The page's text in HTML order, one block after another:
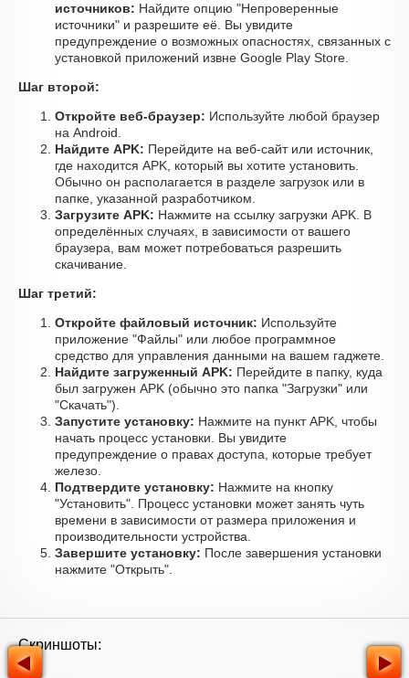
источников: Найдите опцию "Непроверенные
источники" и разрешите её. Вы увидите
предупреждение о возможных опасностях, связанных с
установкой приложений извне Google Play Store.
Шаг второй:
Откройте веб-браузер: Используйте любой браузер
на Android.
Найдите APK: Перейдите на веб-сайт или источник,
где находится APK, который вы хотите установить.
Обычно он располагается в разделе загрузок или в
папке, указанной разработчиком.
Загрузите APK: Нажмите на ссылку загрузки APK. В
определённых случаях, в зависимости от вашего
браузера, вам может потребоваться разрешить
скачивание.
Шаг третий:
Откройте файловый источник: Используйте
приложение "Файлы" или любое программное
средство для управления данными на вашем гаджете.
Найдите загруженный APK: Перейдите в папку, куда
был загружен APK (обычно это папка "Загрузки" или
"Скачать").
Запустите установку: Нажмите на пункт APK, чтобы
начать процесс установки. Вы увидите
предупреждение о правах доступа, которые требует
железо.
Подтвердите установку: Нажмите на кнопку
"Установить". Процесс установки может занять чуть
времени в зависимости от размера приложения и
производительности устройства.
Завершите установку: После завершения установки
нажмите "Открыть".
Скриншоты: